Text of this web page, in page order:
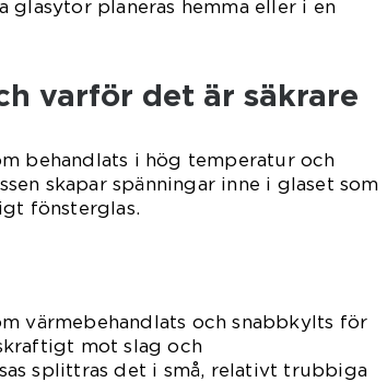
glasytor planeras hemma eller i en
varför det är säkrare
behandlats i hög temperatur och
skapar spänningar inne i glaset som
fönsterglas.
värmebehandlats och snabbkylts för
mot slag och
splittras det i små, relativt trubbiga